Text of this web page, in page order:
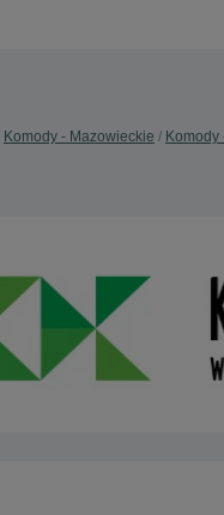
Komody - Mazowieckie Komody